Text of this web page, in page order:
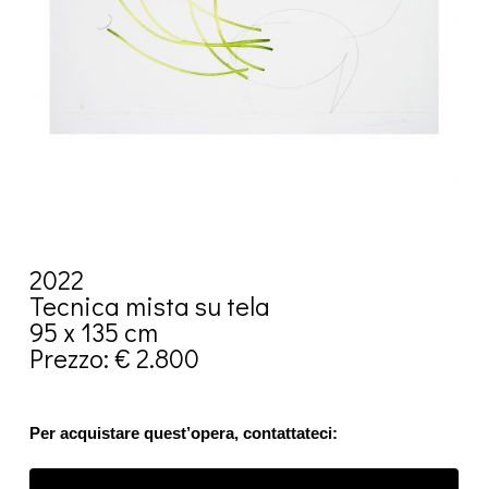
2022
Tecnica mista su tela
95 x 135 cm
Prezzo: € 2.800
Per acquistare quest’opera, contattateci: